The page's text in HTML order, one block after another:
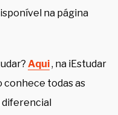
na página
Aqui, na iEstudar
conhece todas as
diferencial